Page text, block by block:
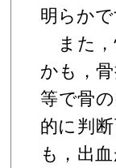
明らかで
また
かも，
等で骨
的に判
も，出